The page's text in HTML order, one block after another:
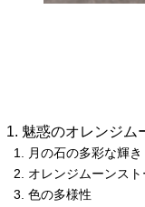
魅惑のオレンジム
月の石の多彩な輝き
オレンジムーンス
色の多様性